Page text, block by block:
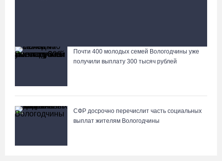
Лазерную проекцию на пешеходных переходах сделают в
Почти 400 молодых семей Вологодчины уже
получили выплату 300 тысяч рублей
СФР досрочно перечислит часть социальных
выплат жителям Вологодчины